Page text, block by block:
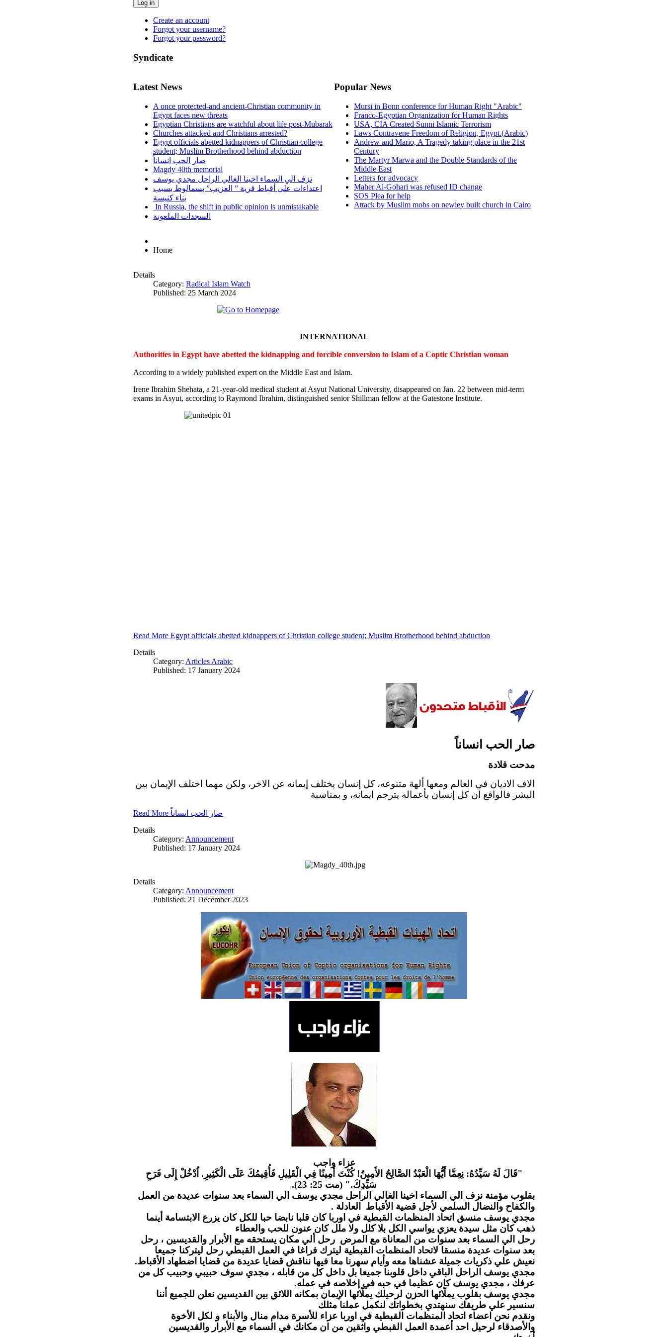
Log in
Create an account
Forgot your username?
Forgot your password?
Syndicate
Latest News
A once protected-and ancient-Christian community in
Egypt faces new threats
Egyptian Christians are watchful about life post-Mubarak
Churches attacked and Christians arrested?
Egypt officials abetted kidnappers of Christian college
student; Muslim Brotherhood behind abduction
صار الحب انساناً
Magdy 40th memorial
نزف الي السماء اخينا الغالي الراحل مجدي يوسف
اعتداءات على أقباط قرية ” العزيب” بسمالوط بسبب
بناء كنيسة
In Russia, the shift in public opinion is unmistakable
السجدات الملعونة
Popular News
Mursi in Bonn conference for Human Right "Arabic"
Franco-Egyptian Organization for Human Rights
USA, CIA Created Sunni Islamic Terrorism
Laws Contravene Freedom of Religion, Egypt.(Arabic)
Andrew and Mario, A Tragedy taking place in the 21st
Century
The Martyr Marwa and the Double Standards of the
Middle East
Letters for advocacy
Maher Al-Gohari was refused ID change
SOS Plea for help
Attack by Muslim mobs on newley built church in Cairo
Home
Details
Category: Radical Islam Watch
Published: 25 March 2024
INTERNATIONAL
Authorities in Egypt have abetted the kidnapping and forcible conversion to Islam of a Coptic Christian woman
According to a widely published expert on the Middle East and Islam.
Irene Ibrahim Shehata, a 21-year-old medical student at Asyut National University, disappeared on Jan. 22 between mid-term
exams in Asyut, according to Raymond Ibrahim, distinguished senior Shillman fellow at the Gatestone Institute.
Read More Egypt officials abetted kidnappers of Christian college student; Muslim Brotherhood behind abduction
Details
Category: Articles Arabic
Published: 17 January 2024
صار الحب انساناً
مدحت قلادة
الاف الاديان في العالم ومعها ألهة متنوعه، كل إنسان يختلف إيمانه عن الاخر، ولكن مهما اختلف الإيمان بين
البشر فالواقع ان كل إنسان بأعماله يترجم ايمانه، و بمناسبة
Read More صار الحب انساناً
Details
Category: Announcement
Published: 17 January 2024
Details
Category: Announcement
Published: 21 December 2023
عزاء واجب
"قَالَ لَهُ سَيِّدُهُ: نِعِمَّا أَيُّهَا الْعَبْدُ الصَّالِحُ الأَمِينُ! كُنْتَ أَمِينًا فِي الْقَلِيلِ فَأُقِيمُكَ عَلَى الْكَثِيرِ. اُدْخُلْ إِلَى فَرَحِ
سَيِّدِكَ." (مت 25: 23).
بقلوب مؤمنة نزف الي السماء اخينا الغالي الراحل مجدي يوسف الي السماء بعد سنوات عديدة من العمل
والكفاح والنضال السلمي لأجل قضية الأقباط العادلة .
مجدي يوسف منسق اتحاد المنظمات القبطية في اوربا كان قلبا نابضا حبا للكل كان يزرع الابتسامة أينما
ذهب كان مثل سيدة يعزي يواسي الكل بلا كلل ولا ملل كان عنون للحب والعطاء
رحل الي السماء بعد سنوات من المعاناة مع المرض رحل ألي مكان يستحقه مع الأبرار والقديسين ، رحل
بعد سنوات عديدة منسقا لاتحاد المنظمات القبطية ليترك فراغا في العمل القبطي رحل ليتركنا جميعا
نعيش علي ذكريات جميلة عشناها معه وأيام سهرنا معا فيها نناقش قضايا عديدة من قضايا اضطهاد الأقباط.
مجدي يوسف الراحل الباقي داخل قلوبنا جميعا بل داخل كل من قابله ، مجدي سوف حبيبي وحبيب كل من
عرفك ، مجدي يوسف كان عظيما في حبه في إخلاصه في عمله.
مجدي يوسف بقلوب يملّائها الحزن لرحيلك يملّائها الإيمان بمكانه اللائق بين القديسين نعلن للجميع أننا
سنسير علي طريقك سنهتدي بخطواتك لنكمل عملنا مثلك
ونقدم نحن اعضاء اتحاد المنظمات القبطية في اوربا عزاء للأسرة مدام منال والأبناء و لكل الأخوة
والأصدقاء لرحيل احد أعمدة العمل القبطي واثقين من ان مكانك في السماء مع الأبرار والقديسين